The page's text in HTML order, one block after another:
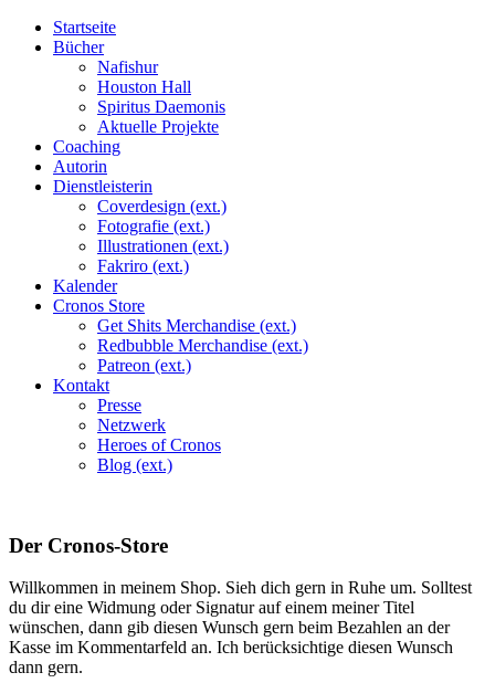
Startseite
Bücher
Nafishur
Houston Hall
Spiritus Daemonis
Aktuelle Projekte
Coaching
Autorin
Dienstleisterin
Coverdesign (ext.)
Fotografie (ext.)
Illustrationen (ext.)
Fakriro (ext.)
Kalender
Cronos Store
Get Shits Merchandise (ext.)
Redbubble Merchandise (ext.)
Patreon (ext.)
Kontakt
Presse
Netzwerk
Heroes of Cronos
Blog (ext.)
Der Cronos-Store
Willkommen in meinem Shop. Sieh dich gern in Ruhe um. Solltest
du dir eine Widmung oder Signatur auf einem meiner Titel
wünschen, dann gib diesen Wunsch gern beim Bezahlen an der
Kasse im Kommentarfeld an. Ich berücksichtige diesen Wunsch
dann gern.